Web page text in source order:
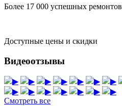
Более 17 000 успешных ремонтов
Доступные цены и скидки
Видеоотзывы
▶ ▶ ▶ ▶ ▶ ▶ ▶
▶
▶ ▶ ▶ ▶ ▶
▶
Смотреть все